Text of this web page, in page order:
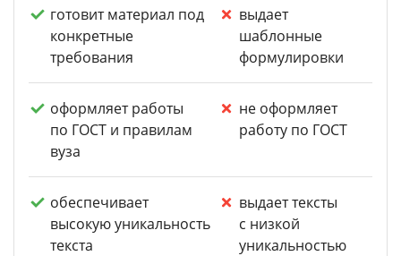
готовит материал под
конкретные
требования
выдает
шаблонные
формулировки
оформляет работы
по ГОСТ и правилам
вуза
не оформляет
работу по ГОСТ
обеспечивает
высокую уникальность
текста
выдает тексты
с низкой
уникальностью